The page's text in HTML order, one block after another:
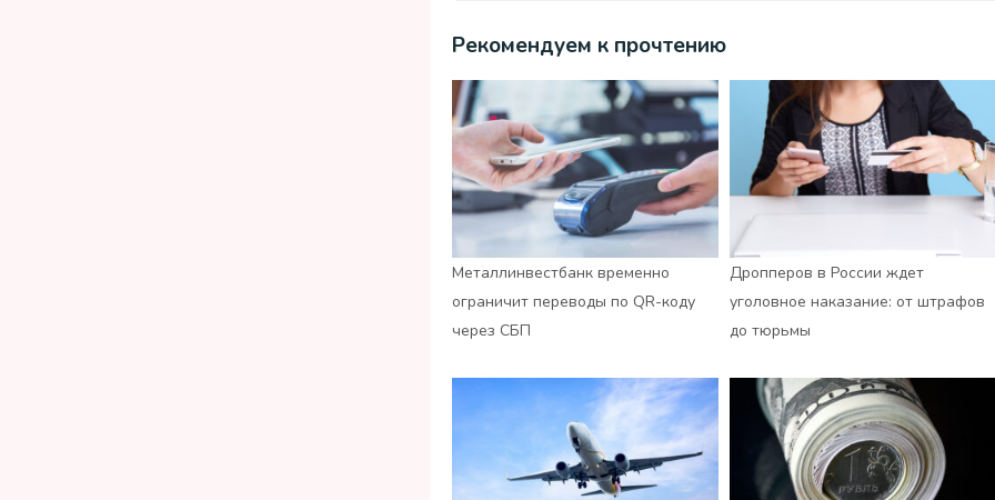
Рекомендуем к прочтению
Металлинвестбанк временно
ограничит переводы по QR-коду
через СБП
Дропперов в России ждет
уголовное наказание: от штрафов
до тюрьмы